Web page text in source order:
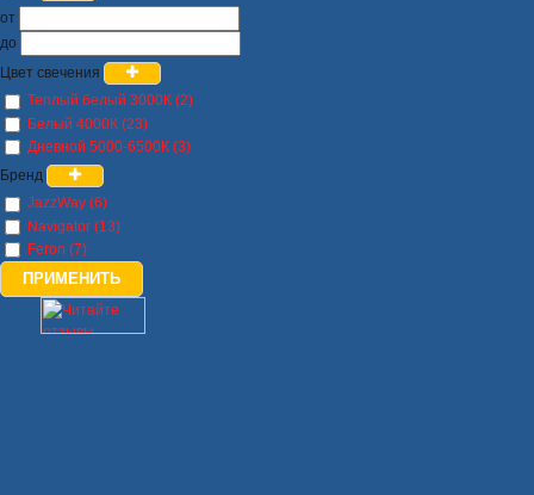
от
до
Цвет свечения
Теплый белый 3000К (2)
Белый 4000К (23)
Дневной 5000-6500К (3)
Бренд
JazzWay (6)
Navigator (13)
Feron (7)
ПРИМЕНИТЬ